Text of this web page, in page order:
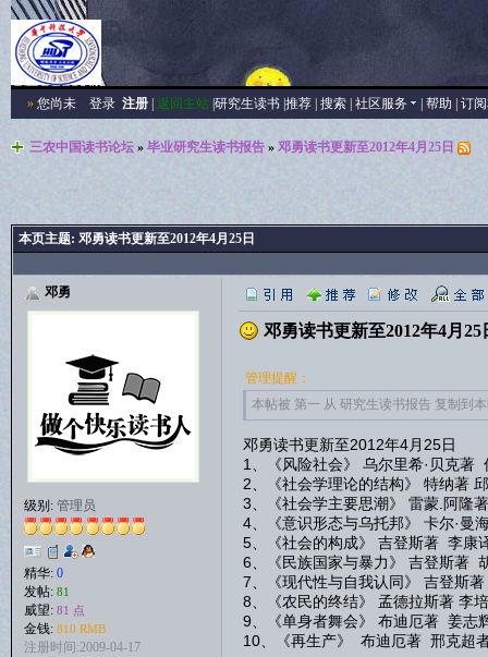
»您尚未 登录 注册| 返回主站| 研究生读书| 推荐| 搜索| 社区服务 帮助 订
三农中国读书论坛» 毕业研究生读书报告» 邓勇读书更新至2012年4月25日
本页主题: 邓勇读书更新至2012年4月25日
邓勇
级别: 管理员
精华: 0
发帖: 81
威望: 81 点
金钱: 810 RMB
注册时间:2009-04-17
邓勇读书更新至2012年4月25
管理提醒：
本帖被 第一 从 研究生读书报告 复制到
邓勇读书更新至2012年4月25日
1、《风险社会》 乌尔里希·贝克著
2、《社会学理论的结构》 特纳著
3、《社会学主要思潮》 雷蒙.阿隆
4、《意识形态与乌托邦》 卡尔·
5、《社会的构成》 吉登斯著 李康
6、《民族国家与暴力》 吉登斯著
7、《现代性与自我认同》 吉登斯
8、《农民的终结》 孟德拉斯著 李
9、《单身者舞会》 布迪厄著 姜志
10、《再生产》 布迪厄著 邢克超